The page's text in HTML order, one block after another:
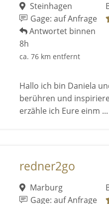
Steinhagen
Gage: auf Anfrage
Antwortet binnen
8h
ca. 76 km entfernt
Hallo ich bin Daniela
berühren und
erzähle ich Eure einm ...
redner2go
Marburg
Gage: auf Anfrage